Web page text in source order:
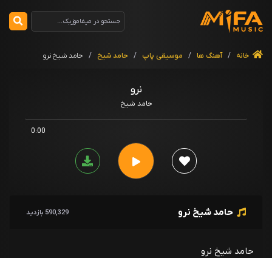
خانه / آهنگ ها / موسیقی پاپ / حامد شیخ / حامد شیخ نرو
نرو
حامد شیخ
0:00
حامد شیخ نرو 590,329 بازدید
حامد شیخ نرو